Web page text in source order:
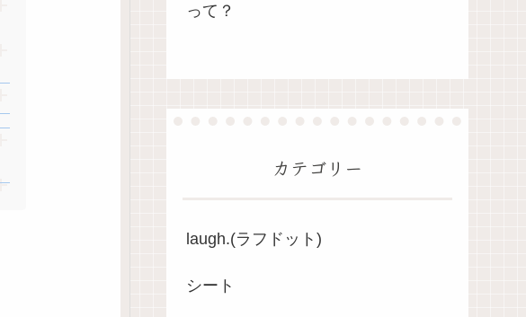
って？
カテゴリー
laugh.(ラフドット)
シート